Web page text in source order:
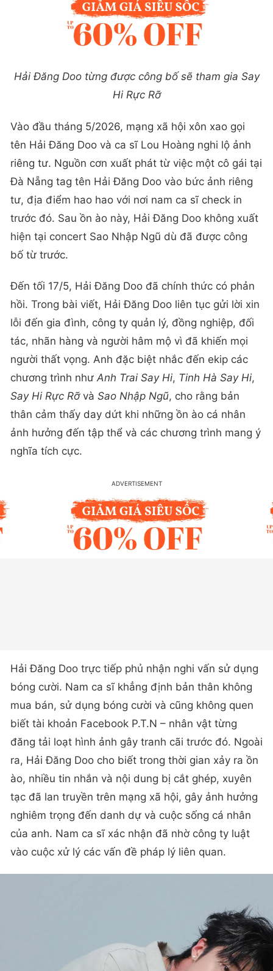
Hải Đăng Doo từng được công bố sẽ tham gia Say
Hi Rực Rỡ
Vào đầu tháng 5/2026, mạng xã hội xôn xao gọi
tên Hải Đăng Doo và ca sĩ Lou Hoàng nghi lộ ảnh
riêng tư. Nguồn cơn xuất phát từ việc một cô gái tại
Đà Nẵng tag tên Hải Đăng Doo vào bức ảnh riêng
tư, địa điểm hao hao với nơi nam ca sĩ check in
trước đó. Sau ồn ào này, Hải Đăng Doo không xuất
hiện tại concert Sao Nhập Ngũ dù đã được công
bố từ trước.
Đến tối 17/5, Hải Đăng Doo đã chính thức có phản
hồi. Trong bài viết, Hải Đăng Doo liên tục gửi lời xin
lỗi đến gia đình, công ty quản lý, đồng nghiệp, đối
tác, nhãn hàng và người hâm mộ vì đã khiến mọi
người thất vọng. Anh đặc biệt nhắc đến ekip các
chương trình như Anh Trai Say Hi, Tinh Hà Say Hi,
Say Hi Rực Rỡvà Sao Nhập Ngũ, cho rằng bản
thân cảm thấy day dứt khi những ồn ào cá nhân
ảnh hưởng đến tập thể và các chương trình mang ý
nghĩa tích cực.
Hải Đăng Doo trực tiếp phủ nhận nghi vấn sử dụng
bóng cười. Nam ca sĩ khẳng định bản thân không
mua bán, sử dụng bóng cười và cũng không quen
biết tài khoản Facebook P.T.N – nhân vật từng
đăng tải loạt hình ảnh gây tranh cãi trước đó. Ngoài
ra, Hải Đăng Doo cho biết trong thời gian xảy ra ồn
ào, nhiều tin nhắn và nội dung bị cắt ghép, xuyên
tạc đã lan truyền trên mạng xã hội, gây ảnh hưởng
nghiêm trọng đến danh dự và cuộc sống cá nhân
của anh. Nam ca sĩ xác nhận đã nhờ công ty luật
vào cuộc xử lý các vấn đề pháp lý liên quan.